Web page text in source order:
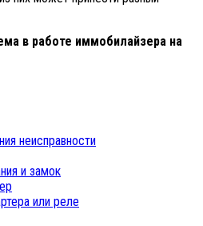
в работе иммобилайзера на
неисправности
и замок
или реле